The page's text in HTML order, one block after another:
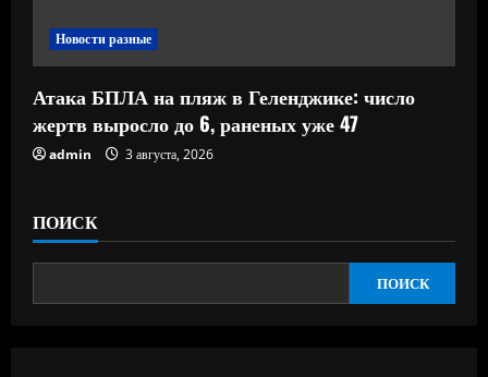
Новости разные
Атака БПЛА на пляж в Геленджике: число
жертв выросло до 6, раненых уже 47
admin 3 августа, 2026
ПОИСК
ПОИСК